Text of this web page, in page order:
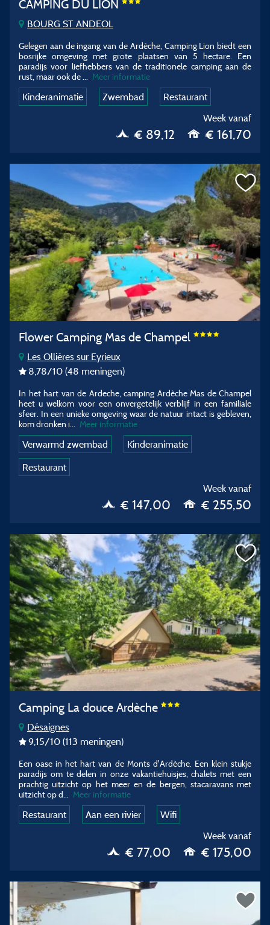
CAMPING DU LION
BOURG ST ANDEOL
Gelegen aan de ingang van de Ardèche, Camping Lion biedt een
bosrijke omgeving met grote plaatsen van 5 hectare. Een
paradijs voor liefhebbers van de traditionele camping aan de
rust, maar ook de
Meer informatie
Kinderanimatie Zwembad
Restaurant
Week vanaf
€ 89,12 € 161,70
Flower Camping Mas de Champel
Les Ollières sur Eyrieux
8,78/10 (48 meningen)
In het hart van de Ardeche, camping Ardèche Mas de Champel
heet u welkom voor een onvergetelijk verblijf in een familiale
sfeer. In een unieke omgeving waar de natuur intact is gebleven,
kom dronken i...
Meer informatie
Verwarmd zwembad
Kinderanimatie
Restaurant
Week vanaf
€ 147,00 € 255,50
Camping La douce Ardèche
Désaignes
9,15/10 (113 meningen)
Een oase in het hart van de Monts d'Ardèche. Een klein stukje
paradijs om te delen in onze vakantiehuisjes, chalets met een
prachtig uitzicht op het meer en de bergen, stacaravans met
uitzicht op d
Meer informatie
Restaurant Aan een rivier
Wifi
Week vanaf
€ 77,00 € 175,00